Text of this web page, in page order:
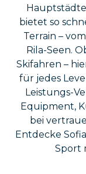
bietet so
Terrain –
Rila-Seen.
Skifahren –
für jedes
Leistungs-
Equipment,
bei
Entdecke
Sport